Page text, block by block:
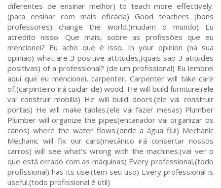
diferentes de ensinar melhor) to teach more effectively.
(para ensinar com mais eficácia) Good teachers (bons
professores) change the world.(mudam o mundo) Eu
acredito nisso. Que mais, sobre as profissões que eu
mencionei? Eu acho que é isso. In your opinion (na sua
opinião) what are 3 positive attitudes,(quais são 3 atitudes
positivas) of a professional? (de um profissional) Eu lembrei
aqui que eu mencionei, carpenter. Carpenter will take care
of,(carpinteiro irá cuidar de) wood. He will build furniture.(ele
vai construir mobília) He will build doors.(ele vai construir
portas) He will make tables.(ele vai fazer mesas) Plumber
Plumber will organize the pipes(encanador vai organizar os
canos) where the water flows.(onde a água flui) Mechanic
Mechanic will fix our cars(mecânico irá consertar nossos
carros) will see what's wrong with the machines.(vai ver o
que está errado com as máquinas) Every professional,(todo
profissional) has its use.(tem seu uso) Every professional is
useful.(todo profissional é útil)